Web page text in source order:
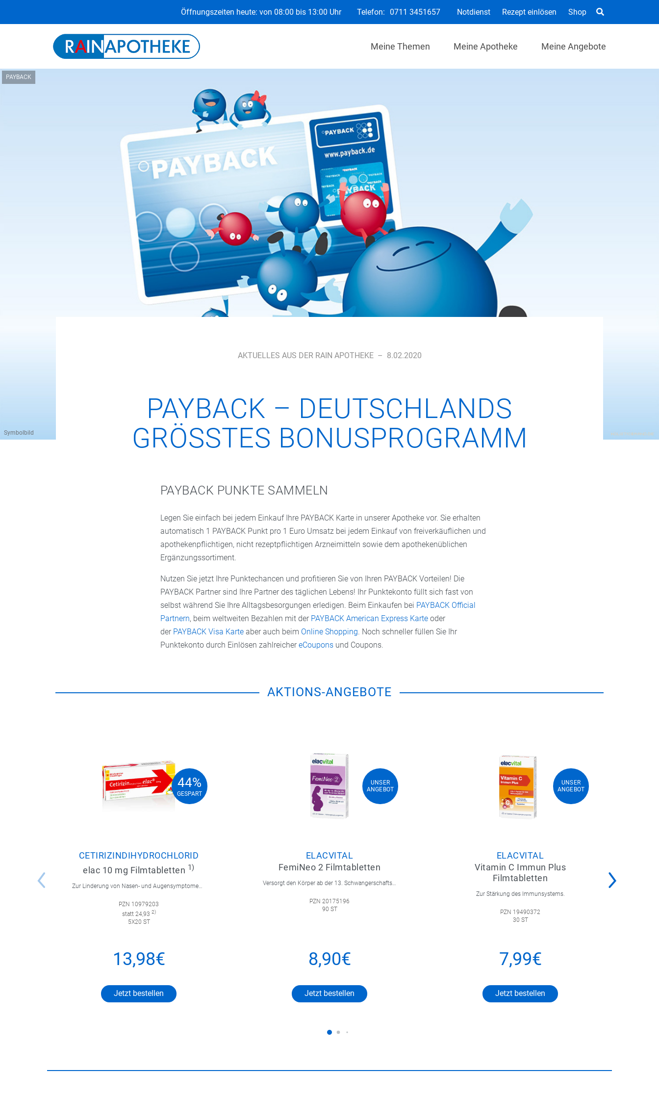
Öffnungszeiten heute: von 08:00 bis 13:00 Uhr Telefon: 0711 3451657 Notdienst Rezept einlösen Shop
Meine Themen Meine Apotheke Meine Angebote
PAYBACK
Symbolbild
AKTUELLES AUS DER RAIN APOTHEKE – 8.02.2020
PAYBACK – DEUTSCHLANDS
GRÖSSTES BONUSPROGRAMM
PAYBACK PUNKTE SAMMELN
Legen Sie einfach bei jedem Einkauf Ihre PAYBACK Karte in unserer Apotheke vor. Sie erhalten
automatisch 1 PAYBACK Punkt pro 1 Euro Umsatz bei jedem Einkauf von freiverkäuflichen und
apothekenpflichtigen, nicht rezeptpflichtigen Arzneimitteln sowie dem apothekenüblichen
Ergänzungssortiment.
Nutzen Sie jetzt Ihre Punktechancen und profitieren Sie von Ihren PAYBACK Vorteilen! Die
PAYBACK Partner sind Ihre Partner des täglichen Lebens! Ihr Punktekonto füllt sich fast von
selbst während Sie Ihre Alltagsbesorgungen erledigen. Beim Einkaufen bei PAYBACK Official
Partnern, beim weltweiten Bezahlen mit der PAYBACK American Express Karteoder
der PAYBACK Visa Karteaber auch beim Online Shopping. Noch schneller füllen Sie Ihr
Punktekonto durch Einlösen zahlreicher eCouponsund Coupons.
AKTIONS-ANGEBOTE
44%
GESPART
44%
GESPART
CETIRIZINDIHYDROCHLORID
elac 10 mg Filmtabletten 1)
Zur Linderung von Nasen- und Augensymptomen bei saisonaler und ganzjähriger allergischer Rhinitis sowie zur Linderung von chronischer Nesselsucht.
PZN 10979203
statt 24,93 2)
5X20 ST
13,98€
Jetzt bestellen
UNSER
ANGEBOT
UNSER
ANGEBOT
ELACVITAL
FemiNeo 2 Filmtabletten
Versorgt den Körper ab der 13. Schwangerschaftswoche bis zum Ende der Stillzeit zuverlässig mit hochwertiger Folsäure. Es unterstützt weiterhin die normale Zellteilung, die Blutbildung sowie die Entwicklung des mütterlichen Gewebes – wichtige Funktionen für Mutter und Kind.
PZN 20175196
90 ST
8,90€
Jetzt bestellen
UNSER
ANGEBOT
UNSER
ANGEBOT
ELACVITAL
Vitamin C Immun Plus
Filmtabletten
Zur Stärkung des Immunsystems.
PZN 19490372
30 ST
7,99€
Jetzt bestellen